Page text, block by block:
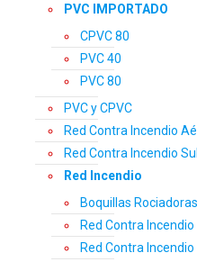
PVC IMPORTADO
CPVC 80
PVC 40
PVC 80
PVC y CPVC
Red Contra Incendio
Red Contra Incendio
Red Incendio
Boquillas Rociadoras
Red Contra
Red Contra